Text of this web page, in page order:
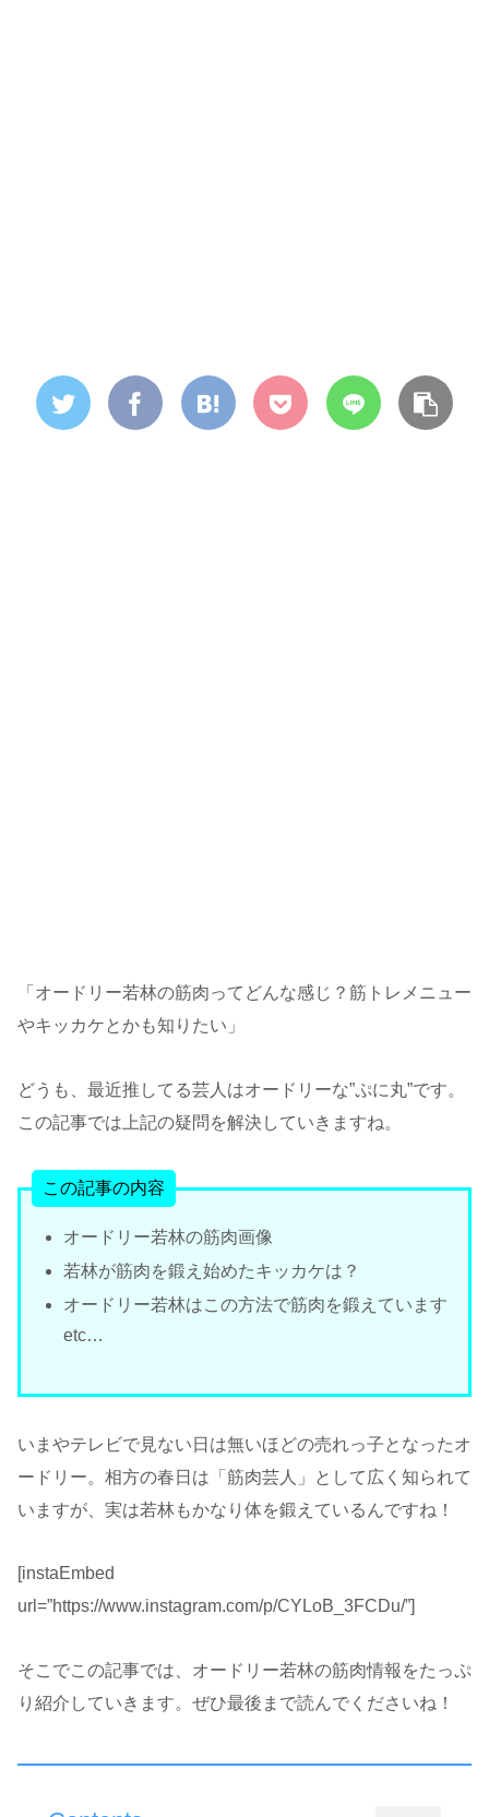
「オードリー若林の筋肉ってどんな感じ？筋トレメニュー
やキッカケとかも知りたい」
どうも、最近推してる芸人はオードリーな”ぷに丸”です。
この記事では上記の疑問を解決していきますね。
この記事の内容
オードリー若林の筋肉画像
若林が筋肉を鍛え始めたキッカケは？
オードリー若林はこの方法で筋肉を鍛えています
etc…
いまやテレビで見ない日は無いほどの売れっ子となったオ
ードリー。相方の春日は「筋肉芸人」として広く知られて
いますが、実は若林もかなり体を鍛えているんですね！
[instaEmbed
url=”https://www.instagram.com/p/CYLoB_3FCDu/”]
そこでこの記事では、オードリー若林の筋肉情報をたっぷ
り紹介していきます。ぜひ最後まで読んでくださいね！